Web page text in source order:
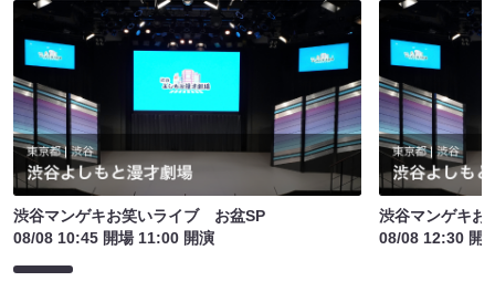
渋谷マンゲキお笑いライブ お盆SP
08/08 10:45 開場 11:00 開演
渋谷マンゲキ
08/08 12:30 開